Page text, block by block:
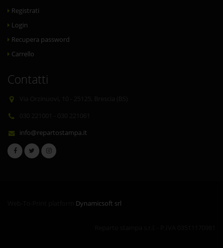
Registrati
Login
Recupera password
Carrello
Contatti
info@repartostampa.it
Dynamicsoft srl